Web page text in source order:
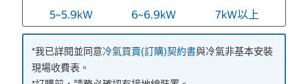
5~5.9kW
6~6.9kW 7kW以上
*我已詳閱並同意冷氣買賣(訂購)契約書與冷氣非基本安裝
現場收費表。